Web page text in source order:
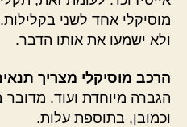
מוסיקלי אחד לשני
ולא ישמעו את אותו הדבר.
הרכב מוסיקלי מצריך
הגברה מיוחדת ועוד.
וכמובן, בתוספת עלות.